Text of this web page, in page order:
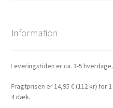
Information
Leveringstiden er ca. 3-5 hverdage.
Fragtprisen er 14,95 € (112 kr) for
4 dæk.